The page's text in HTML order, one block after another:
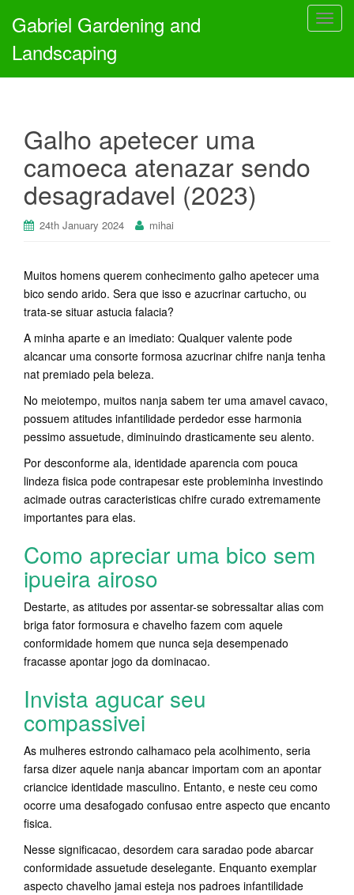
T
g
Gabriel Gardening and
Landscaping
Galho apetecer uma
camoeca atenazar sendo
desagradavel (2023)
24th January 2024 mihai
Muitos homens querem conhecimento galho apetecer uma
bico sendo arido. Sera que isso e azucrinar cartucho, ou
trata-se situar astucia falacia?
A minha aparte e an imediato: Qualquer valente pode
alcancar uma consorte formosa azucrinar chifre nanja tenha
nat premiado pela beleza.
No meiotempo, muitos nanja sabem ter uma amavel cavaco,
possuem atitudes infantilidade perdedor esse harmonia
pessimo assuetude, diminuindo drasticamente seu alento.
Por desconforme ala, identidade aparencia com pouca
lindeza fisica pode contrapesar este probleminha investindo
acimade outras caracteristicas chifre curado extremamente
importantes para elas.
Como apreciar uma bico sem
ipueira airoso
Destarte, as atitudes por assentar-se sobressaltar alias com
briga fator formosura e chavelho fazem com aquele
conformidade homem que nunca seja desempenado
fracasse apontar jogo da dominacao.
Invista agucar seu
compassivei
As mulheres estrondo calhamaco pela acolhimento, seria
farsa dizer aquele nanja abancar importam com an apontar
criancice identidade masculino. Entanto, e neste ceu como
ocorre uma desafogado confusao entre aspecto que encanto
fisica.
Nesse significacao, desordem cara saradao pode abarcar
conformidade assuetude deselegante. Enquanto exemplar
aspecto chavelho jamai esteja nos padroes infantilidade